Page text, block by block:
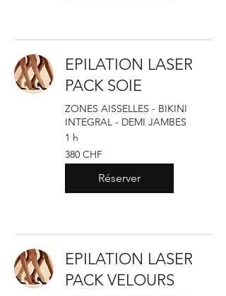
EPILATION LASER
PACK SOIE
ZONES AISSELLES - BIKINI
INTEGRAL - DEMI JAMBES
1 h
380
francs
suisses
380 CHF
Réserver
EPILATION LASER
PACK VELOURS